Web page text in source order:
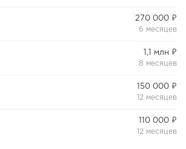
270 000 ₽
6 месяцев
1,1 млн ₽
8 месяцев
150 000 ₽
12 месяцев
110 000 ₽
12 месяцев